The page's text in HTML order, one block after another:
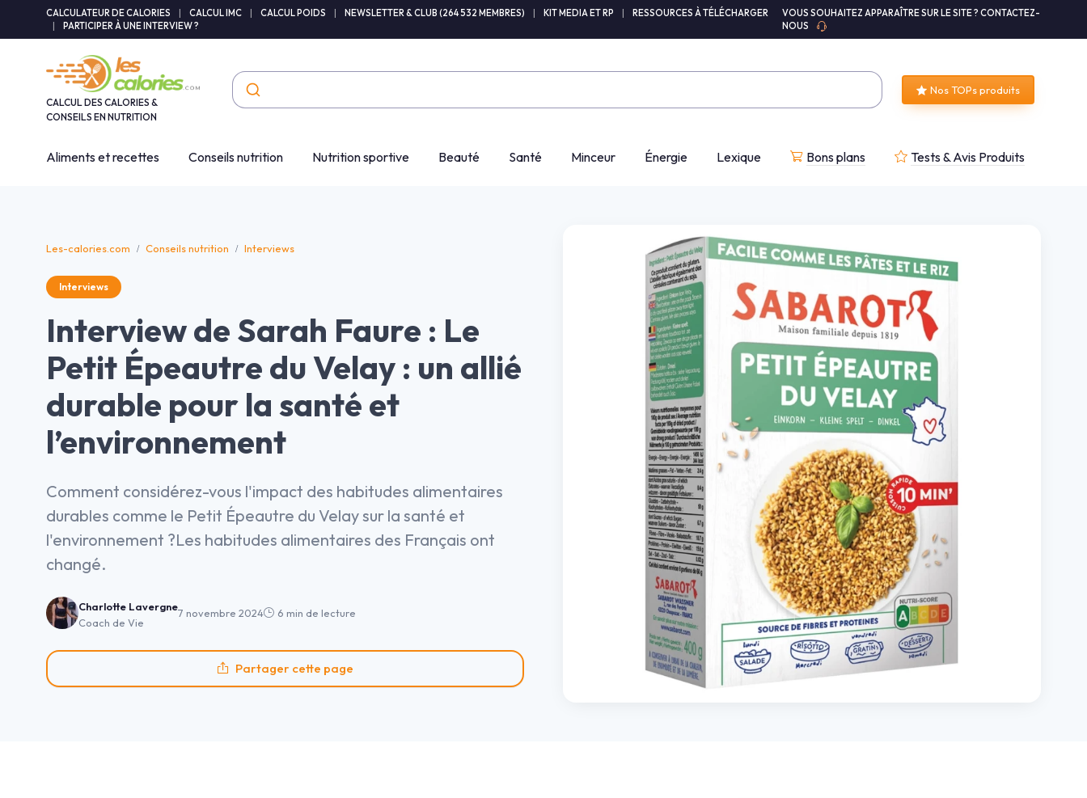
CALCULATEUR DE CALORIES CALCUL IMC CALCUL POIDS NEWSLETTER & CLUB (264 532 MEMBRES) KIT MEDIA ET RP
RESSOURCES À TÉLÉCHARGER
PARTICIPER À UNE INTERVIEW ?
VOUS SOUHAITEZ APPARAÎTRE SUR LE SITE ? CONTACTEZ-
NOUS
CALCUL DES CALORIES &
CONSEILS EN NUTRITION
Nos TOPs produits
Aliments et recettes Conseils nutrition Nutrition sportive Beauté Santé Minceur Énergie Lexique Bons plans Tests & Avis Produits
Les-calories.com Conseils nutrition Interviews
Interviews
Interview de Sarah Faure : Le
Petit Épeautre du Velay : un allié
durable pour la santé et
l’environnement
Comment considérez-vous l'impact des habitudes alimentaires
durables comme le Petit Épeautre du Velay sur la santé et
l'environnement ?Les habitudes alimentaires des Français ont
changé.
Charlotte Lavergne
Coach de Vie
7 novembre 2024 6 min de lecture
Partager cette page
Panneau de gestion des cookies